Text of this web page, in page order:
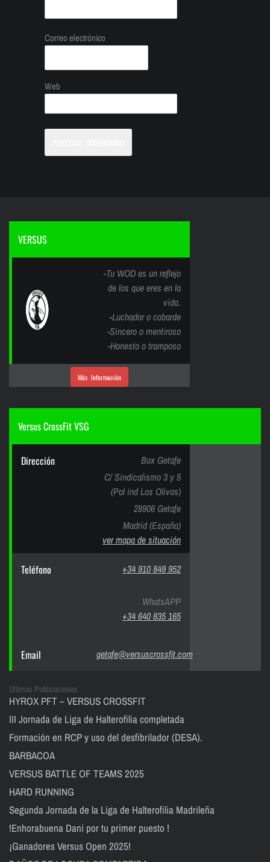
Correo electrónico
Web
VERSUS
-Tu WOD es un reflejo
de los que eres en la
vida.
-Luchador o cobarde
-Sincero o mentiroso
-Honesto o tramposo
Más Información
Versus CrossFit VSG
Dirección
Box Getafe
C/ Sindicalismo 3 y 5
(Pol ind Los Olivos)
28906 Getafe
Madrid (España)
ver mapa de situación
Teléfono +34 910 849 952
WhatsAPP
+34 640 835 165
Email getafe@versuscrossfit.com
Últimas Publicaciones
HYROX PFT – VERSUS CROSSFIT
III Jornada de Liga de Halterofilia completada
Formación en RCP y uso del desfibrilador (DESA).
BARBACOA
VERSUS BATTLE OF TEAMS 2025
HARD RUNNING
Segunda Jornada de la Liga de Halterofilia Madrileña
!Enhorabuena Dani por tu primer puesto !
¡Ganadores Versus Open 2025!